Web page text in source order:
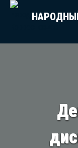
Перейти